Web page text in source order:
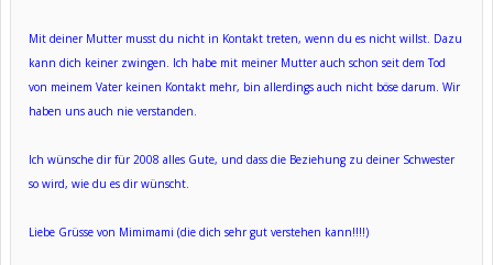
Mit deiner Mutter musst du nicht in Kontakt treten, wenn du es nicht willst. Dazu
kann dich keiner zwingen. Ich habe mit meiner Mutter auch schon seit dem Tod
von meinem Vater keinen Kontakt mehr, bin allerdings auch nicht böse darum. Wir
haben uns auch nie verstanden.
Ich wünsche dir für 2008 alles Gute, und dass die Beziehung zu deiner Schwester
so wird, wie du es dir wünscht.
Liebe Grüsse von Mimimami (die dich sehr gut verstehen kann!!!!)